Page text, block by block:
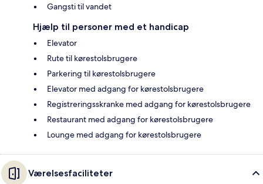
Gangsti til vandet
Hjælp til personer med et handicap
Elevator
Rute til kørestolsbrugere
Parkering til kørestolsbrugere
Elevator med adgang for kørestolsbrugere
Registreringsskranke med adgang for kørestolsbrugere
Restaurant med adgang for kørestolsbrugere
Lounge med adgang for kørestolsbrugere
Værelsesfaciliteter